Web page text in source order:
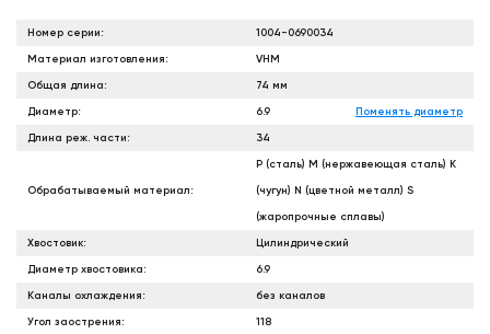
Номер серии: 1004-0690034
Материал изготовления: VHM
Общая длина: 74 мм
Диаметр: 6.9 Поменять диаметр
Длина реж. части: 34
Обрабатываемый материал:
P (сталь) M (нержавеющая сталь) К
(чугун) N (цветной металл) S
(жаропрочные сплавы)
Хвостовик: Цилиндрический
Диаметр хвостовика: 6.9
Каналы охлаждения: без каналов
Угол заострения: 118